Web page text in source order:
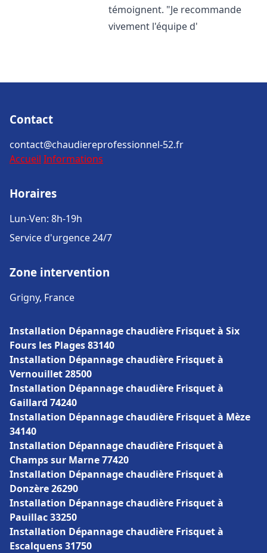
témoignent. "Je recommande
vivement l'équipe d'
Contact
contact@chaudiereprofessionnel-52.fr
Accueil Informations
Horaires
Lun-Ven: 8h-19h
Service d'urgence 24/7
Zone intervention
Grigny, France
Installation Dépannage chaudière Frisquet à Six
Fours les Plages 83140
Installation Dépannage chaudière Frisquet à
Vernouillet 28500
Installation Dépannage chaudière Frisquet à
Gaillard 74240
Installation Dépannage chaudière Frisquet à Mèze
34140
Installation Dépannage chaudière Frisquet à
Champs sur Marne 77420
Installation Dépannage chaudière Frisquet à
Donzère 26290
Installation Dépannage chaudière Frisquet à
Pauillac 33250
Installation Dépannage chaudière Frisquet à
Escalquens 31750